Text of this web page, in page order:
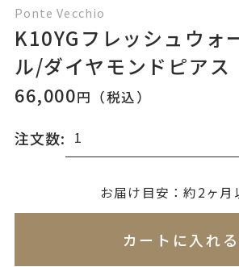
Ponte Vecchio
K10YGフレッシュウォ
ル/ダイヤモンドピアス
66,000円（税込）
注文数:
(刻印について)※必ず
お届け目安：約2ヶ月
カートに入れる